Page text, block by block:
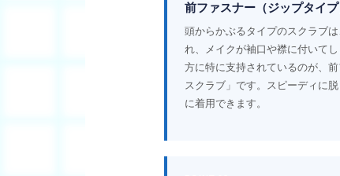
前ファスナー（ジップタイ
頭からかぶるタイプのスクラブ
れ、メイクが袖口や襟に付いて
方に特に支持されているのが、
スクラブ」です。スピーディに
に着用できます。